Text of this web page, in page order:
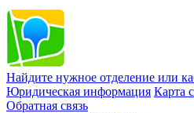
Найдите нужное отделение или
Юридическая информация Карта
Обратная связь